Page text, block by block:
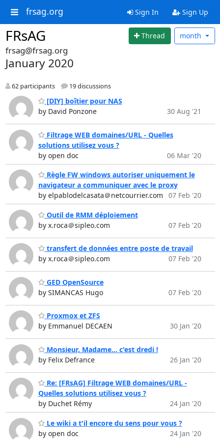
frsag.org Sign In Sign Up
FRsAG Thread month
frsag@frsag.org
January 2020
62 participants 19 discussions
[DIY] boîtier pour NAS
by David Ponzone
30 Aug '21
Filtrage WEB domaines/URL - Quelles
solutions utilisez vous ?
by open doc
06 Mar '20
Règle FW windows autoriser uniquement le
navigateur a communiquer avec le proxy
by elpablodelcasata＠netcourrier.com
07 Feb '20
Outil de RMM déploiement
by x.roca＠sipleo.com
07 Feb '20
transfert de données entre poste de travail
by x.roca＠sipleo.com
07 Feb '20
GED OpenSource
by SIMANCAS Hugo
07 Feb '20
Proxmox et ZFS
by Emmanuel DECAEN
30 Jan '20
Monsieur, Madame... c'est dredi !
by Felix Defrance
26 Jan '20
Re: [FRsAG] Filtrage WEB domaines/URL -
Quelles solutions utilisez vous ?
by Duchet Rémy
24 Jan '20
Le wiki a t'il encore du sens pour vous ?
by open doc
24 Jan '20